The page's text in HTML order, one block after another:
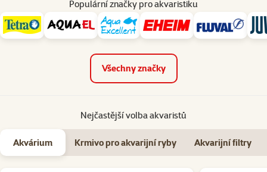
Populární značky pro akvaristiku
Všechny značky
Nejčastější volba akvaristů
Akvárium Krmivo pro akvarijní ryby Akvarijní filtry